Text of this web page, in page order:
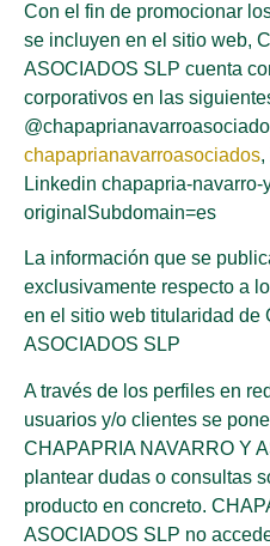
Con el fin de promocionar
se incluyen en el sitio web,
ASOCIADOS SLP cuenta
corporativos en las
chapaprianavarroasociados,
Linkedin chapapria-
originalSubdomain=es
La información que se
exclusivamente respecto a
en el sitio web titularidad de
ASOCIADOS SLP
A través de los perfiles en
usuarios y/o clientes se
CHAPAPRIA NAVARRO Y
plantear dudas o consultas
producto en concreto.
ASOCIADOS SLP no